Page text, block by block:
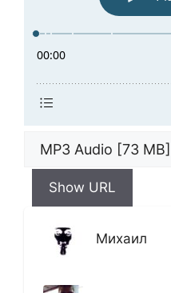
Show URL
Михаил